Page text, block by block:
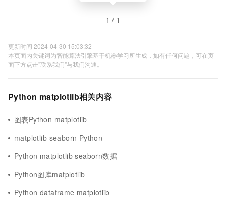
1 / 1
更新时间 2024-04-30 15:03:32
本页面内关键词为智能算法引擎基于机器学习所生成，如有任何问题，可在页
面下方点击"联系我们"与我们沟通。
Python matplotlib相关内容
图表Python matplotlib
matplotlib seaborn Python
Python matplotlib seaborn数据
Python图库matplotlib
Python dataframe matplotlib